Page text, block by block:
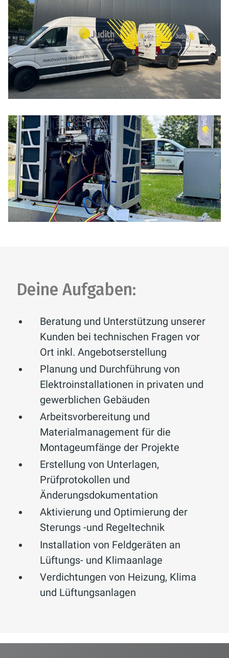
Deine Aufgaben:
Beratung und Unterstützung unserer
Kunden bei technischen Fragen vor
Ort inkl. Angebotserstellung
Planung und Durchführung von
Elektroinstallationen in privaten und
gewerblichen Gebäuden
Arbeitsvorbereitung und
Materialmanagement für die
Montageumfänge der Projekte
Erstellung von Unterlagen,
Prüfprotokollen und
Änderungsdokumentation
Aktivierung und Optimierung der
Sterungs -und Regeltechnik
Installation von Feldgeräten an
Lüftungs- und Klimaanlage
Verdichtungen von Heizung, Klima
und Lüftungsanlagen